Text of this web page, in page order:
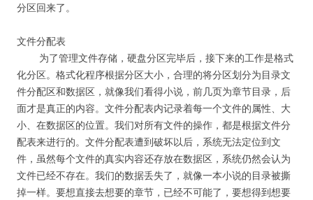
分区回来了。
文件分配表
为了管理文件存储，硬盘分区完毕后，接下来的工作是格式
化分区。格式化程序根据分区大小，合理的将分区划分为目录文
件分配区和数据区，就像我们看得小说，前几页为章节目录，后
面才是真正的内容。文件分配表内记录着每一个文件的属性、大
小、在数据区的位置。我们对所有文件的操作，都是根据文件分
配表来进行的。文件分配表遭到破坏以后，系统无法定位到文
件，虽然每个文件的真实内容还存放在数据区，系统仍然会认为
文件已经不存在。我们的数据丢失了，就像一本小说的目录被撕
掉一样。要想直接去想要的章节，已经不可能了，要想得到想要